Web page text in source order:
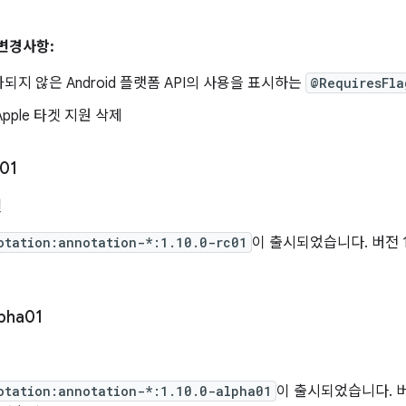
경사항:
되지 않은 Android 플랫폼 API의 사용을 표시하는
타겟 지원 삭제
*:1.10.0-rc01 이 출시되었습니다. 버
*:1.10.0-alpha01 이 출시되었습니다.